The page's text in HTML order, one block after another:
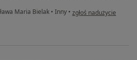
Maria Bielak • Inny • w opinii użytkownika
zgłoś nadużycie